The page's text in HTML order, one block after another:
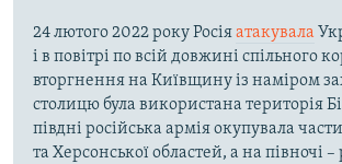
24 лютого 2022 року Росіяатакувала
і в повітрі по всій довжині спільного
вторгнення на Київщину із наміром
столицю була використана територія
півдні російська армія окупувала
та Херсонської областей, а на півночі